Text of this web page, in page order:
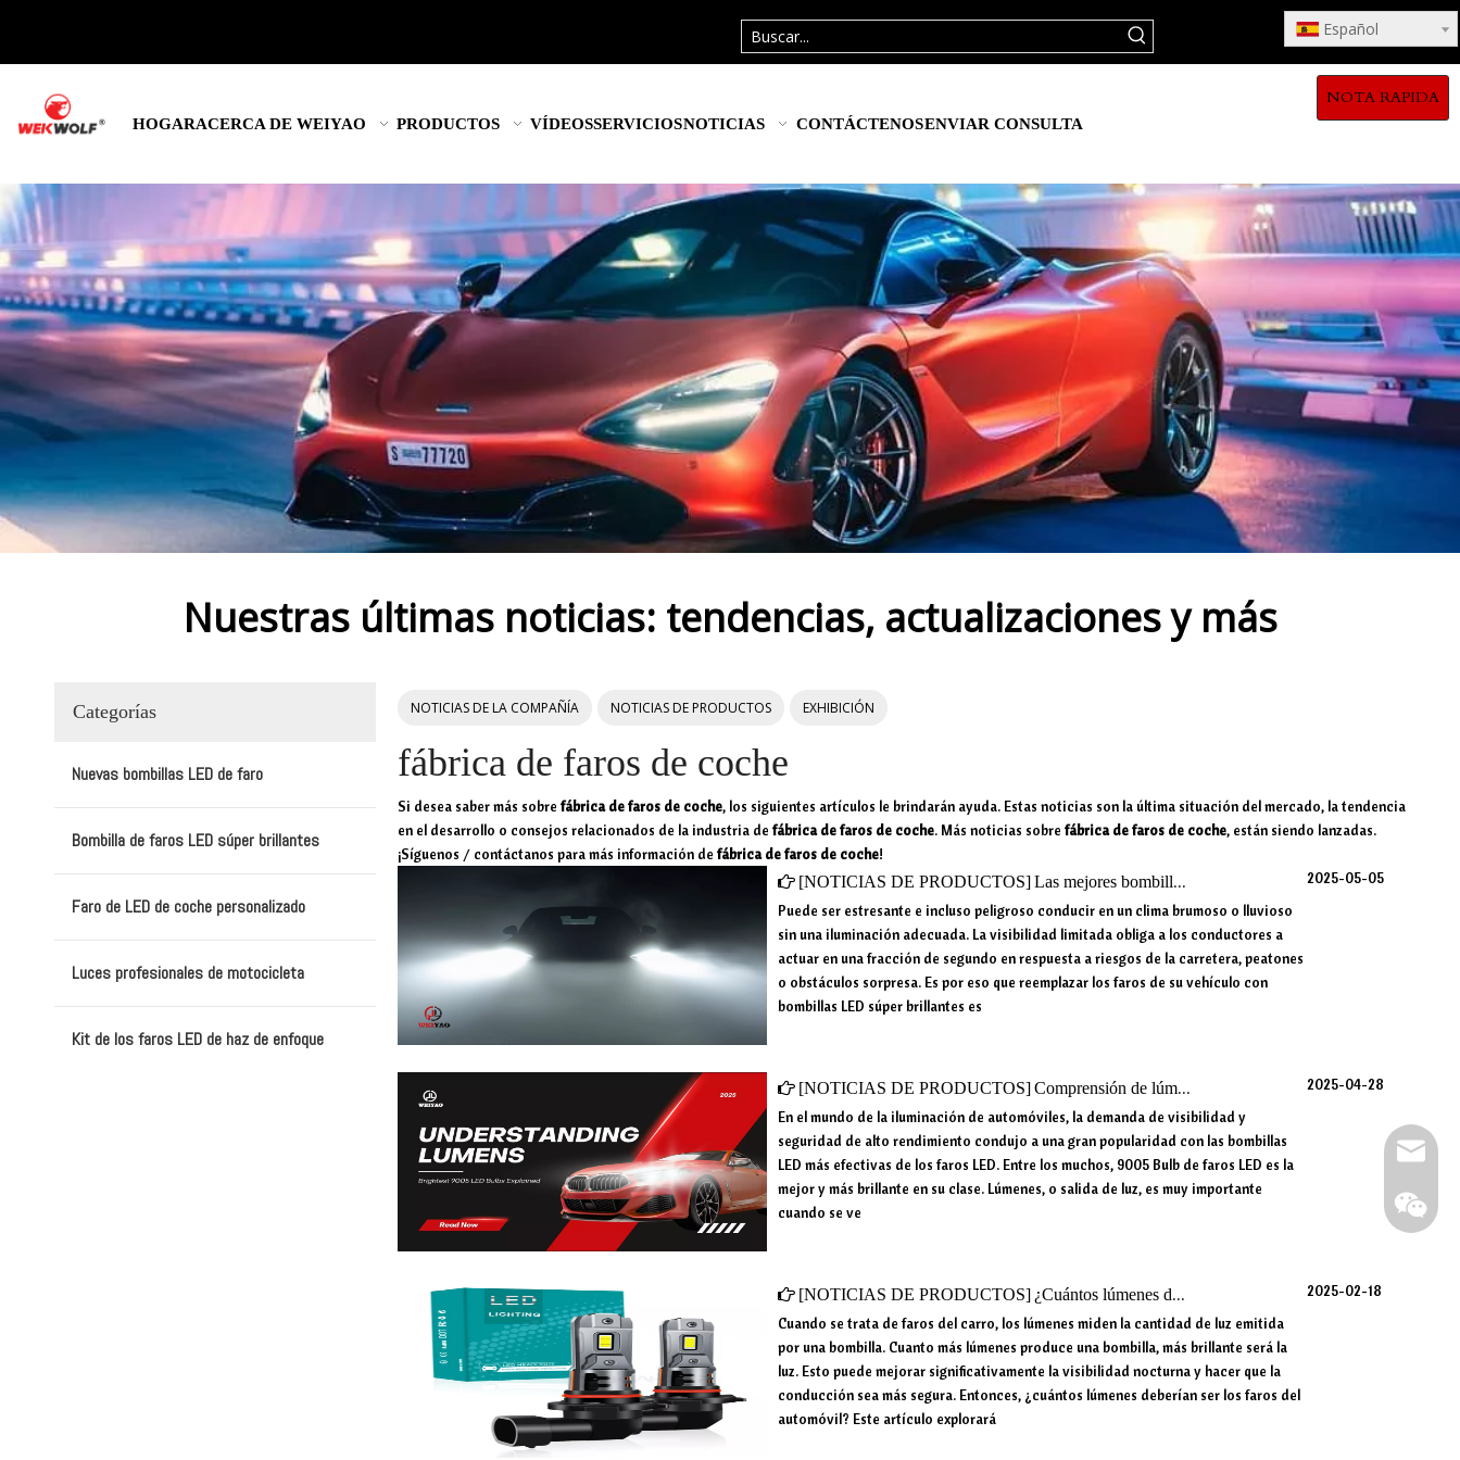
Español
HOGARACERCA DE WEIYAO PRODUCTOS VÍDEOSSERVICIOSNOTICIAS CONTÁCTENOSENVIAR CONSULTA
NOTA RAPIDA
Nuestras últimas noticias: tendencias, actualizaciones y más
Categorías
Nuevas bombillas LED de faro
Bombilla de faros LED súper brillantes
Faro de LED de coche personalizado
Luces profesionales de motocicleta
Kit de los faros LED de haz de enfoque
NOTICIAS DE LA COMPAÑÍA NOTICIAS DE PRODUCTOS EXHIBICIÓN
fábrica de faros de coche
Si desea saber más sobre fábrica de faros de coche, los siguientes artículos le brindarán ayuda. Estas noticias son la última situación del mercado, la tendencia
en el desarrollo o consejos relacionados de la industria de fábrica de faros de coche. Más noticias sobre fábrica de faros de coche, están siendo lanzadas.
¡Síguenos / contáctanos para más información de fábrica de faros de coche!
[NOTICIAS DE PRODUCTOS]Las mejores bombillas LED súper brillantes para condiciones nebulosas y lluviosas
Puede ser estresante e incluso peligroso conducir en un clima brumoso o lluvioso
sin una iluminación adecuada. La visibilidad limitada obliga a los conductores a
actuar en una fracción de segundo en respuesta a riesgos de la carretera, peatones
o obstáculos sorpresa. Es por eso que reemplazar los faros de su vehículo con
bombillas LED súper brillantes es
2025-05-05
[NOTICIAS DE PRODUCTOS]Comprensión de lúmenes: bulbos LED más brillantes 9005 explicados
En el mundo de la iluminación de automóviles, la demanda de visibilidad y
seguridad de alto rendimiento condujo a una gran popularidad con las bombillas
LED más efectivas de los faros LED. Entre los muchos, 9005 Bulb de faros LED es la
mejor y más brillante en su clase. Lúmenes, o salida de luz, es muy importante
cuando se ve
2025-04-28
[NOTICIAS DE PRODUCTOS] ¿Cuántos lúmenes deberían ser los faros del automóvil?
Cuando se trata de faros del carro, los lúmenes miden la cantidad de luz emitida
por una bombilla. Cuanto más lúmenes produce una bombilla, más brillante será la
luz. Esto puede mejorar significativamente la visibilidad nocturna y hacer que la
conducción sea más segura. Entonces, ¿cuántos lúmenes deberían ser los faros del
automóvil? Este artículo explorará
2025-02-18
Correo